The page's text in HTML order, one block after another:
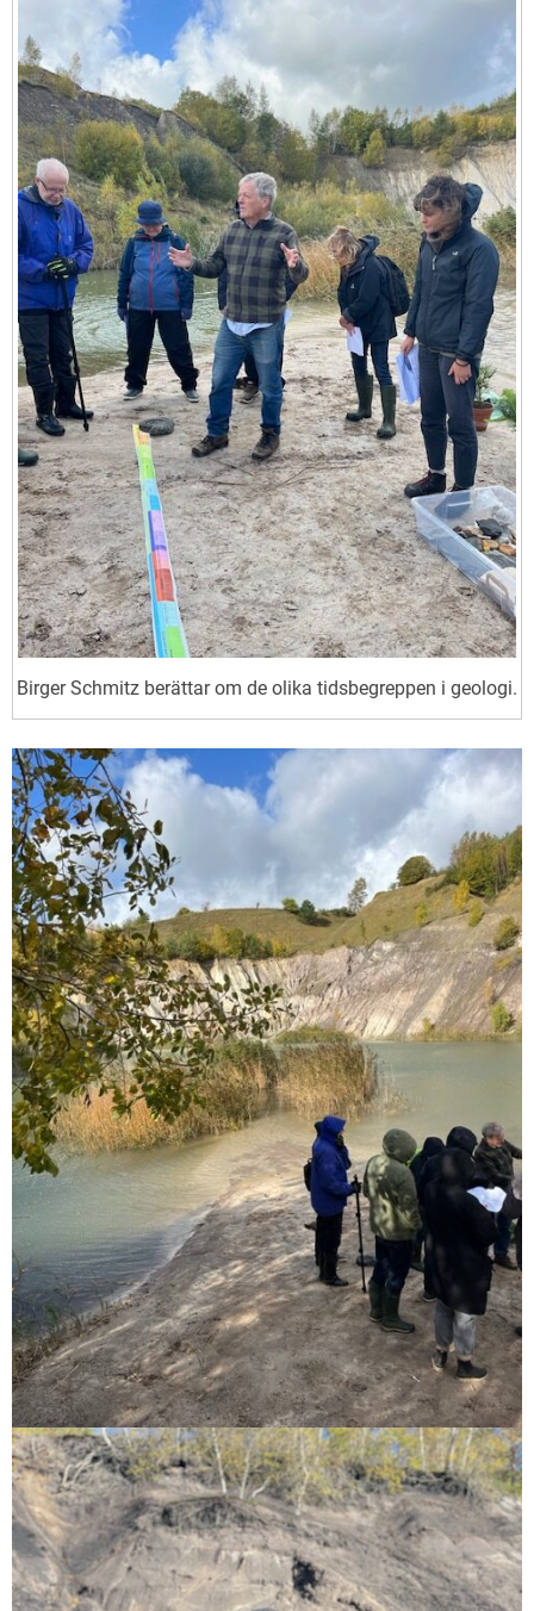
Birger Schmitz berättar om de olika tidsbegreppen i geologi.